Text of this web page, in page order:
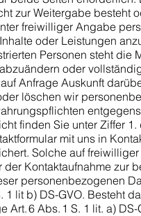
zur Weitergabe besteht
freiwilliger Angabe
oder Leistungen
Personen steht
oder
Anfrage Auskunft
löschen wir
finden Sie unter Ziffer
mit uns in
Solche auf
Kontaktaufnahme zur
personenbezogenen
1 lit b) DS-GVO. Besteht
Art. 6 Abs. 1 S. 1 lit. a)